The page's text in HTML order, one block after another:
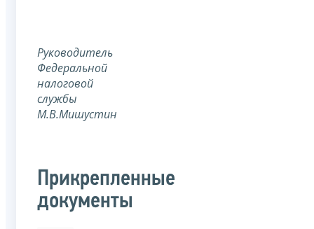
Руководитель
Федеральной
налоговой
службы
М.В.Мишустин
Прикрепленные
документы